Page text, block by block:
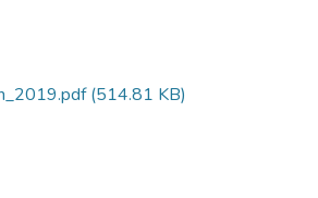
(514.81 KB)